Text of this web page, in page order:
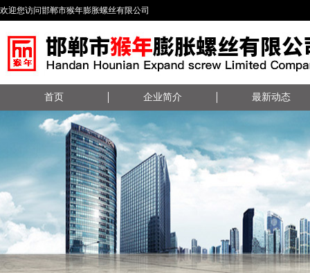
欢迎您访问邯郸市猴年膨胀螺丝有限公司
首页 企业简介 最新动态